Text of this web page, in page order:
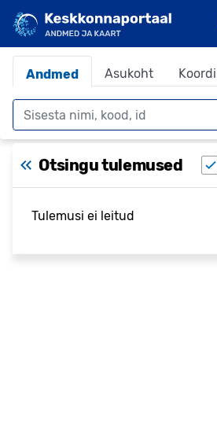
Andmed Asukoht
Otsing
Otsingu tulemused
Tulemusi ei leitud